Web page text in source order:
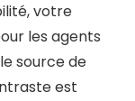
votre
les agents
source de
est